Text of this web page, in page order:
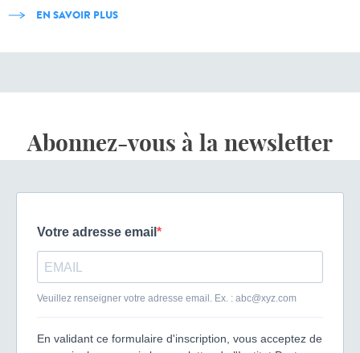
EN SAVOIR PLUS
Abonnez-vous à la newsletter